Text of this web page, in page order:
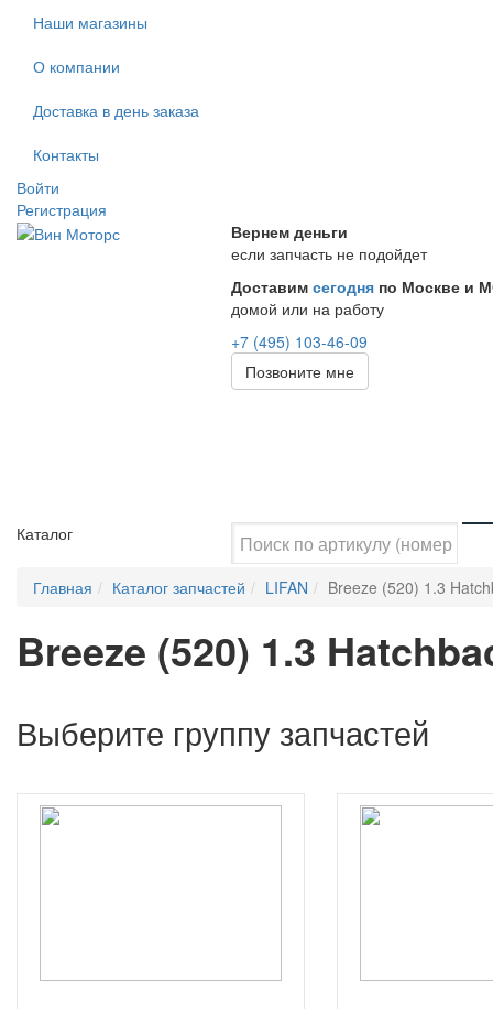
Наши магазины
О компании
Доставка в день заказа
Контакты
Войти
Регистрация
Вернем деньги
если запчасть не подойдет
Доставим сегодня по Москве и
домой или на работу
+7 (495) 103-46-09
Позвоните мне
Каталог
Главная Каталог запчастей LIFAN Breeze (520) 1.3
Breeze (520) 1.3
Выберите группу запчастей